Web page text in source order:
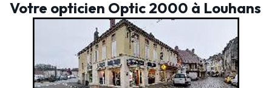
Votre opticien Optic 2000 à Louhans